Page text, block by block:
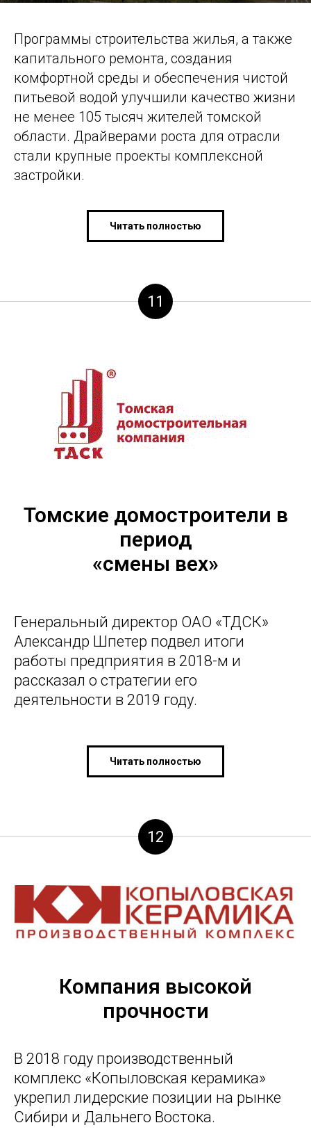
Программы строительства жилья, а также
капитального ремонта, создания
комфортной среды и обеспечения чистой
питьевой водой улучшили качество жизни
не менее 105 тысяч жителей томской
области. Драйверами роста для отрасли
стали крупные проекты комплексной
застройки.
Читать полностью
11
Томские домостроители в
период
«смены вех»
Генеральный директор ОАО «ТДСК»
Александр Шпетер подвел итоги
работы предприятия в 2018-м и
рассказал о стратегии его
деятельности в 2019 году.
Читать полностью
12
Компания высокой
прочности
В 2018 году производственный
комплекс «Копыловская керамика»
укрепил лидерские позиции на рынке
Сибири и Дальнего Востока.